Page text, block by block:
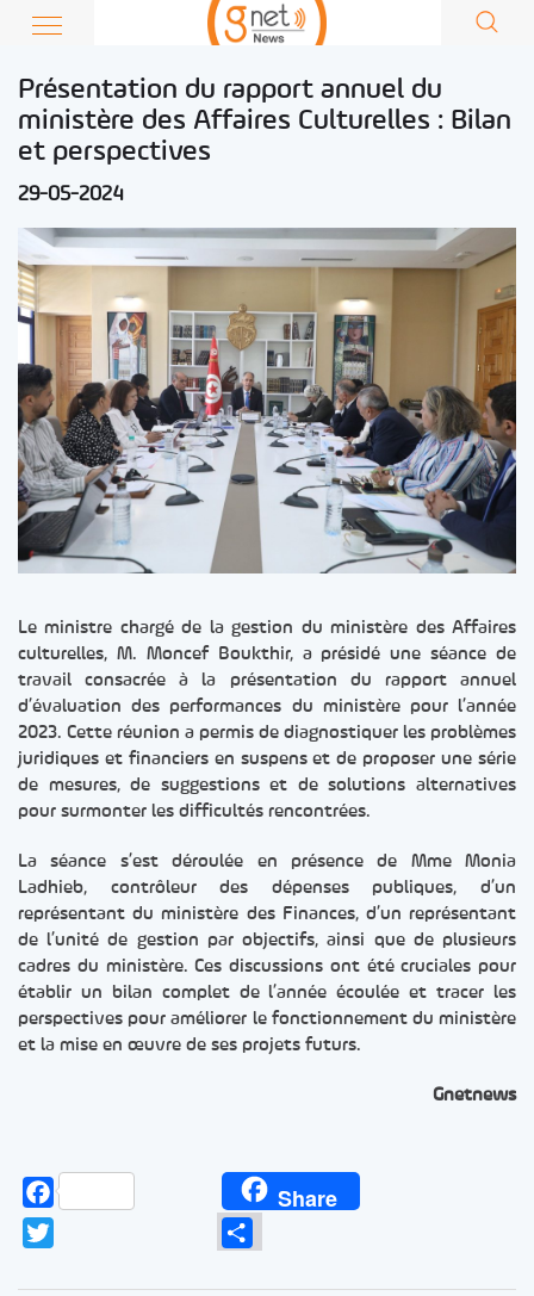
Présentation du rapport annuel du
ministère des Affaires Culturelles : Bilan
et perspectives
29-05-2024
Le ministre chargé de la gestion du ministère des Affaires
culturelles, M. Moncef Boukthir, a présidé une séance de
travail consacrée à la présentation du rapport annuel
d’évaluation des performances du ministère pour l’année
2023. Cette réunion a permis de diagnostiquer les problèmes
juridiques et financiers en suspens et de proposer une série
de mesures, de suggestions et de solutions alternatives
pour surmonter les difficultés rencontrées.
La séance s’est déroulée en présence de Mme Monia
Ladhieb, contrôleur des dépenses publiques, d’un
représentant du ministère des Finances, d’un représentant
de l’unité de gestion par objectifs, ainsi que de plusieurs
cadres du ministère. Ces discussions ont été cruciales pour
établir un bilan complet de l’année écoulée et tracer les
perspectives pour améliorer le fonctionnement du ministère
et la mise en œuvre de ses projets futurs.
Gnetnews
Facebook Share
Partager